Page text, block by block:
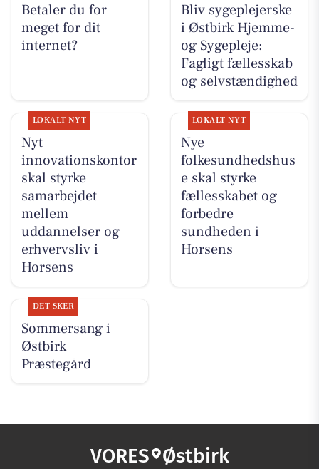
Betaler du for
meget for dit
internet?
Bliv sygeplejerske
i Østbirk Hjemme-
og Sygepleje:
Fagligt fællesskab
og selvstændighed
LOKALT NYT
Nyt
innovationskontor
skal styrke
samarbejdet
mellem
uddannelser og
erhvervsliv i
Horsens
LOKALT NYT
Nye
folkesundhedshus
e skal styrke
fællesskabet og
forbedre
sundheden i
Horsens
DET SKER
Sommersang i
Østbirk
Præstegård
VORES Østbirk